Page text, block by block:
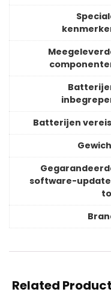
Batterijen
software-
Related